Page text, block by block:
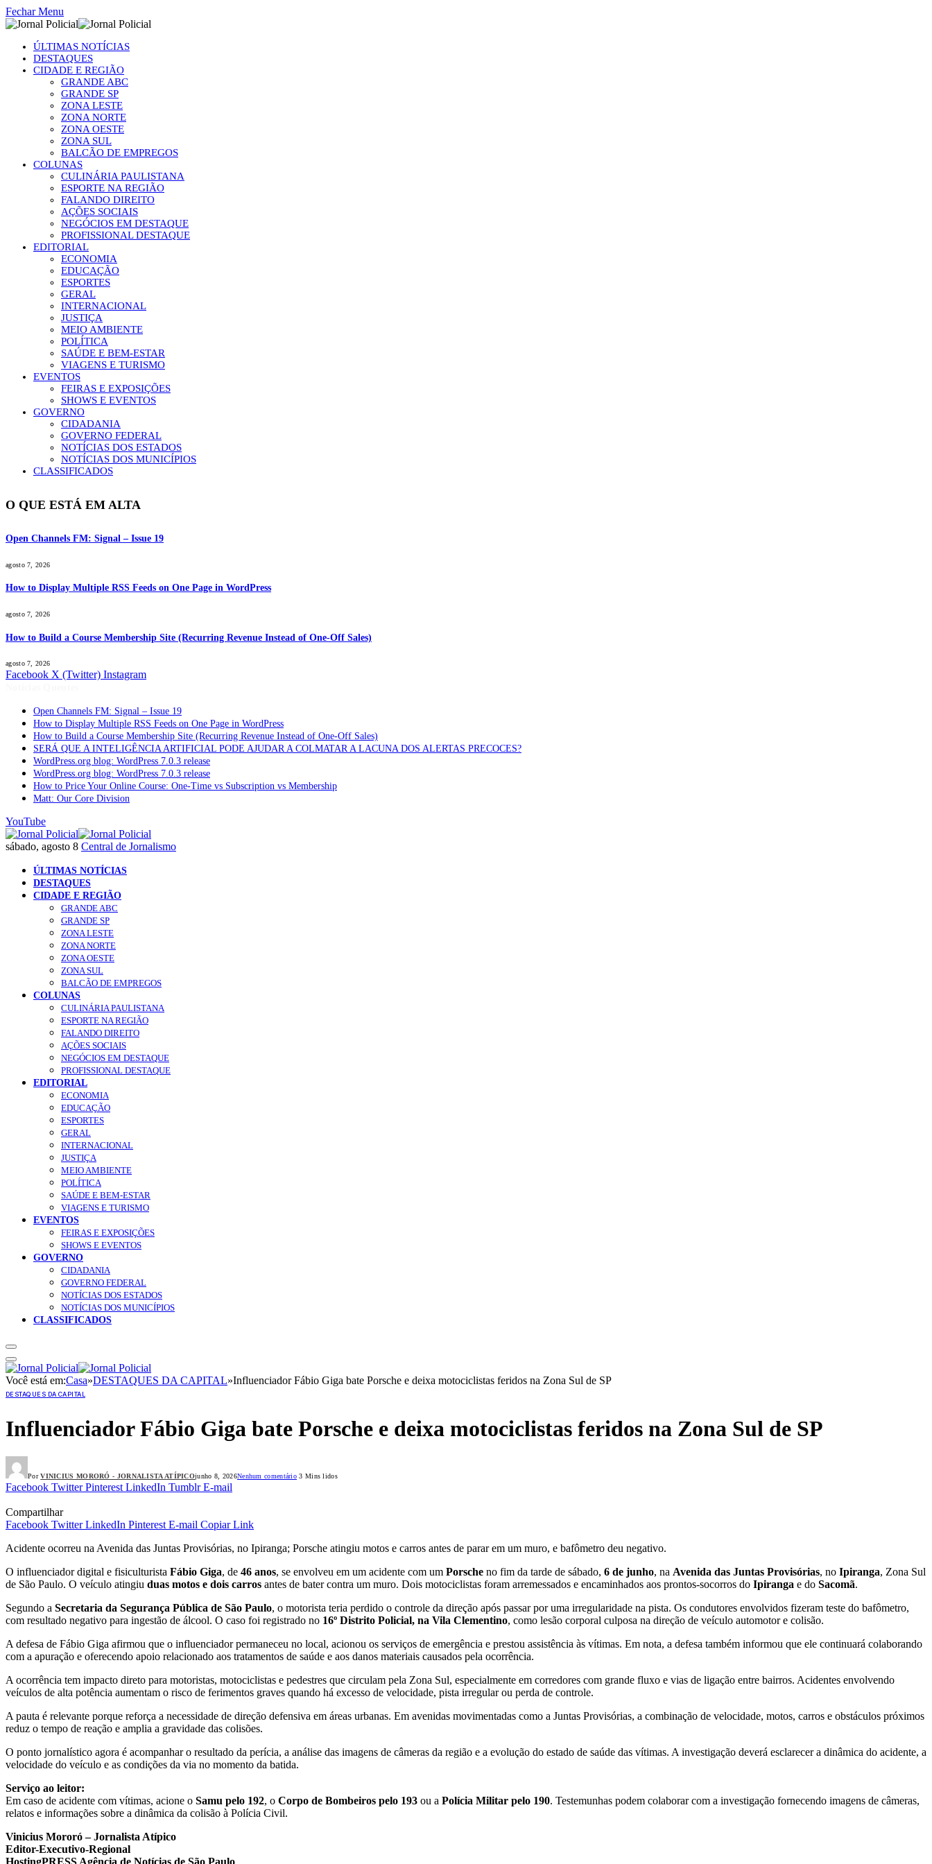
Fechar Menu
ÚLTIMAS NOTÍCIAS
DESTAQUES
CIDADE E REGIÃO
GRANDE ABC
GRANDE SP
ZONA LESTE
ZONA NORTE
ZONA OESTE
ZONA SUL
BALCÃO DE EMPREGOS
COLUNAS
CULINÁRIA PAULISTANA
ESPORTE NA REGIÃO
FALANDO DIREITO
AÇÕES SOCIAIS
NEGÓCIOS EM DESTAQUE
PROFISSIONAL DESTAQUE
EDITORIAL
ECONOMIA
EDUCAÇÃO
ESPORTES
GERAL
INTERNACIONAL
JUSTIÇA
MEIO AMBIENTE
POLÍTICA
SAÚDE E BEM-ESTAR
VIAGENS E TURISMO
EVENTOS
FEIRAS E EXPOSIÇÕES
SHOWS E EVENTOS
GOVERNO
CIDADANIA
GOVERNO FEDERAL
NOTÍCIAS DOS ESTADOS
NOTÍCIAS DOS MUNICÍPIOS
CLASSIFICADOS
O QUE ESTÁ EM ALTA
Open Channels FM: Signal – Issue 19
agosto 7, 2026
How to Display Multiple RSS Feeds on One Page in WordPress
agosto 7, 2026
How to Build a Course Membership Site (Recurring Revenue Instead of One-Off Sales)
agosto 7, 2026
Facebook X (Twitter) Instagram
Open Channels FM: Signal – Issue 19
How to Display Multiple RSS Feeds on One Page in WordPress
How to Build a Course Membership Site (Recurring Revenue Instead of One-Off Sales)
SERÁ QUE A INTELIGÊNCIA ARTIFICIAL PODE AJUDAR A COLMATAR A LACUNA DOS ALERTAS PRECOCES?
WordPress.org blog: WordPress 7.0.3 release
WordPress.org blog: WordPress 7.0.3 release
How to Price Your Online Course: One-Time vs Subscription vs Membership
Matt: Our Core Division
YouTube
sábado, agosto 8 Central de Jornalismo
ÚLTIMAS NOTÍCIAS
DESTAQUES
CIDADE E REGIÃO
GRANDE ABC
GRANDE SP
ZONA LESTE
ZONA NORTE
ZONA OESTE
ZONA SUL
BALCÃO DE EMPREGOS
COLUNAS
CULINÁRIA PAULISTANA
ESPORTE NA REGIÃO
FALANDO DIREITO
AÇÕES SOCIAIS
NEGÓCIOS EM DESTAQUE
PROFISSIONAL DESTAQUE
EDITORIAL
ECONOMIA
EDUCAÇÃO
ESPORTES
GERAL
INTERNACIONAL
JUSTIÇA
MEIO AMBIENTE
POLÍTICA
SAÚDE E BEM-ESTAR
VIAGENS E TURISMO
EVENTOS
FEIRAS E EXPOSIÇÕES
SHOWS E EVENTOS
GOVERNO
CIDADANIA
GOVERNO FEDERAL
NOTÍCIAS DOS ESTADOS
NOTÍCIAS DOS MUNICÍPIOS
CLASSIFICADOS
Você está em:Casa»DESTAQUES DA CAPITAL»Influenciador Fábio Giga bate Porsche e deixa motociclistas feridos na Zona Sul de SP
DESTAQUES DA CAPITAL
Influenciador Fábio Giga bate Porsche e deixa motociclistas feridos na Zona Sul de SP
Por VINICIUS MORORÓ - JORNALISTA ATÍPICOjunho 8, 2026Nenhum comentário 3 Mins lidos
Facebook Twitter Pinterest LinkedIn Tumblr E-mail
Compartilhar
Facebook Twitter LinkedIn Pinterest E-mail Copiar Link
Acidente ocorreu na Avenida das Juntas Provisórias, no Ipiranga; Porsche atingiu motos e carros antes de parar em um muro, e bafômetro deu negativo.
O influenciador digital e fisiculturista Fábio Giga, de 46 anos, se envolveu em um acidente com um Porsche no fim da tarde de sábado, 6 de junho, na Avenida das Juntas Provisórias, no Ipiranga, Zona Sul
de São Paulo. O veículo atingiu duas motos e dois carros antes de bater contra um muro. Dois motociclistas foram arremessados e encaminhados aos prontos-socorros do Ipiranga e do Sacomã.
Segundo a Secretaria da Segurança Pública de São Paulo, o motorista teria perdido o controle da direção após passar por uma irregularidade na pista. Os condutores envolvidos fizeram teste do bafômetro,
com resultado negativo para ingestão de álcool. O caso foi registrado no 16º Distrito Policial, na Vila Clementino, como lesão corporal culposa na direção de veículo automotor e colisão.
A defesa de Fábio Giga afirmou que o influenciador permaneceu no local, acionou os serviços de emergência e prestou assistência às vítimas. Em nota, a defesa também informou que ele continuará colaborando
com a apuração e oferecendo apoio relacionado aos tratamentos de saúde e aos danos materiais causados pela ocorrência.
A ocorrência tem impacto direto para motoristas, motociclistas e pedestres que circulam pela Zona Sul, especialmente em corredores com grande fluxo e vias de ligação entre bairros. Acidentes envolvendo
veículos de alta potência aumentam o risco de ferimentos graves quando há excesso de velocidade, pista irregular ou perda de controle.
A pauta é relevante porque reforça a necessidade de direção defensiva em áreas urbanas. Em avenidas movimentadas como a Juntas Provisórias, a combinação de velocidade, motos, carros e obstáculos próximos
reduz o tempo de reação e amplia a gravidade das colisões.
O ponto jornalístico agora é acompanhar o resultado da perícia, a análise das imagens de câmeras da região e a evolução do estado de saúde das vítimas. A investigação deverá esclarecer a dinâmica do acidente, a
velocidade do veículo e as condições da via no momento da batida.
Serviço ao leitor:
Em caso de acidente com vítimas, acione o Samu pelo 192, o Corpo de Bombeiros pelo 193 ou a Polícia Militar pelo 190. Testemunhas podem colaborar com a investigação fornecendo imagens de câmeras,
relatos e informações sobre a dinâmica da colisão à Polícia Civil.
Vinicius Mororó – Jornalista Atípico
Editor-Executivo-Regional
HostingPRESS Agência de Notícias de São Paulo